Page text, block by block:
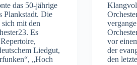
das 50-jährige
Plankstadt. Die
mit den
Es
Liedgut,
„Hoch
vor
der
den